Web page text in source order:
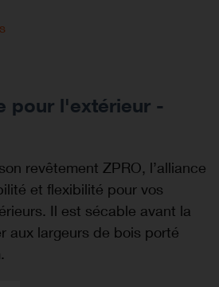
pour l'extérieur -
revêtement ZPRO, l’alliance
et flexibilité pour vos
Il est sécable avant la
aux largeurs de bois porté